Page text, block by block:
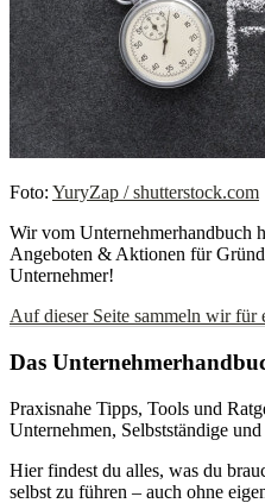
Foto: YuryZap / shutterstock.com
Wir vom Unternehmerhandbuch
Angeboten & Aktionen für
Unternehmer!
Auf dieser Seite sammeln wir für
Das
Praxisnahe Tipps, Tools und
Unternehmen, Selbstständige
Hier findest du alles, was du
selbst zu führen – auch ohne